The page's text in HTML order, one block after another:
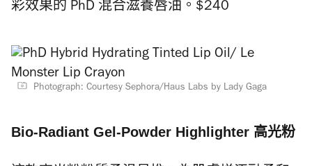
彩效果的 PhD 混合滋養唇油。$240
Photograph: Courtesy Sephora/Haus Labs by Lady Gaga
Bio-Radiant Gel-Powder Highlighter 高光粉